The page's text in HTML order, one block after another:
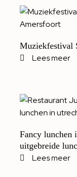
Muziekfestival
Lees meer
Fancy lunchen
uitgebreide
Lees meer